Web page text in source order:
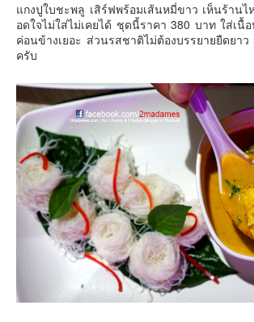
แกงปูใบชะพลู เสิร์ฟพร้อมเส้นหมี่ขาว เห็นร้านไ
อดใจไม่ใส่ไม่เคยได้ ชุดนี้ราคา 380 บาท ใส่เนื้
ค่อนข้างเยอะ ส่วนรสชาติไม่ต้องบรรยายยืดยาว
ครับ